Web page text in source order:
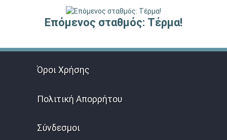
Επόμενος σταθμός: Τέρμα!
Όροι Χρήσης
Πολιτική Απορρήτου
Σύνδεσμοι